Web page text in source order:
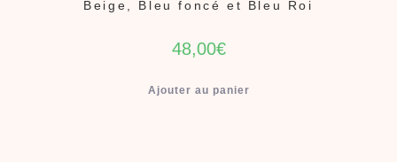
Beige, Bleu foncé et Bleu Roi
48,00€
Ajouter au panier